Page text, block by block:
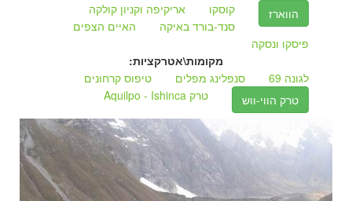
הווארז
קוסקו
אריקיפה וקניון קולקה
סנד-בורד באיקה
האיים הצפים
פיסקו ונסקה
מקומות\אטרקציות:
לגונה 69
סנפלינג מפלים
טיפוס קרחונים
טרק הווי-ווש
טרק Aquilpo - Ishinca